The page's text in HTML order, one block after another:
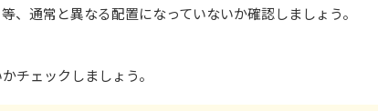
通常と異なる配置になっていないか確認しましょう。
チェックしましょう。